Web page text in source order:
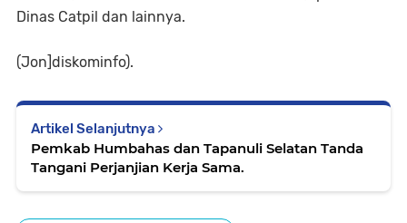
Dinas Catpil dan lainnya.
(Jon]diskominfo).
Artikel Selanjutnya
Pemkab Humbahas dan Tapanuli Selatan Tanda
Tangani Perjanjian Kerja Sama.